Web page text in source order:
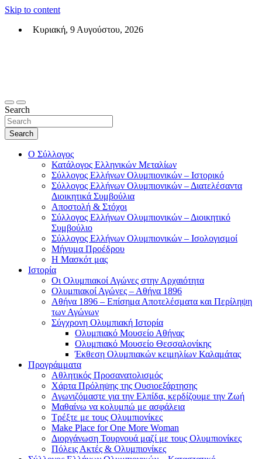
Skip to content
Κυριακή, 9 Αυγούστου, 2026
Search
Search
Ο Σύλλογος
Κατάλογος Ελληνικών Μεταλίων
Σύλλογος Ελλήνων Ολυμπιονικών – Ιστορικό
Σύλλογος Ελλήνων Ολυμπιονικών – Διατελέσαντα
Διοικητικά Συμβούλια
Αποστολή & Στόχοι
Σύλλογος Ελλήνων Ολυμπιονικών – Διοικητικό
Συμβούλιο
Σύλλογος Ελλήνων Ολυμπιονικών – Ισολογισμοί
Μήνυμα Προέδρου
Η Μασκότ μας
Ιστορία
Οι Ολυμπιακοί Αγώνες στην Αρχαιότητα
Ολυμπιακοί Αγώνες – Αθήνα 1896
Αθήνα 1896 – Επίσημα Αποτελέσματα και Περίληψη
των Αγώνων
Σύγχρονη Ολυμπιακή Ιστορία
Ολυμπιακό Μουσείο Αθήνας
Ολυμπιακό Μουσείο Θεσσαλονίκης
Έκθεση Ολυμπιακών κειμηλίων Καλαμάτας
Προγράμματα
Αθλητικός Προσανατολισμός
Χάρτα Πρόληψης της Ουσιοεξάρτησης
Αγωνιζόμαστε για την Ελπίδα, κερδίζουμε την Ζωή
Μαθαίνω να κολυμπώ με ασφάλεια
Τρέξτε με τους Ολυμπιονίκες
Make Place for One More Woman
Διοργάνωση Τουρνουά μαζί με τους Ολυμπιονίκες
Πόλεις Ακτές & Ολυμπιονίκες